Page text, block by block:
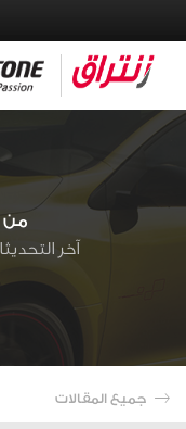
من
آخر
جميع المقالات